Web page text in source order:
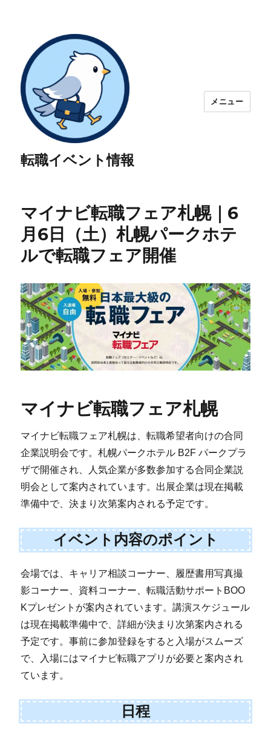
転職イベント情報
メニュー
マイナビ転職フェア札幌｜6
月6日（土）札幌パークホテ
ルで転職フェア開催
マイナビ転職フェア札幌
マイナビ転職フェア札幌は、転職希望者向けの合同
企業説明会です。札幌パークホテル B2F パークプラ
ザで開催され、人気企業が多数参加する合同企業説
明会として案内されています。出展企業は現在掲載
準備中で、決まり次第案内される予定です。
イベント内容のポイント
会場では、キャリア相談コーナー、履歴書用写真撮
影コーナー、資料コーナー、転職活動サポートBOO
Kプレゼントが案内されています。講演スケジュール
は現在掲載準備中で、詳細が決まり次第案内される
予定です。事前に参加登録をすると入場がスムーズ
で、入場にはマイナビ転職アプリが必要と案内され
ています。
日程